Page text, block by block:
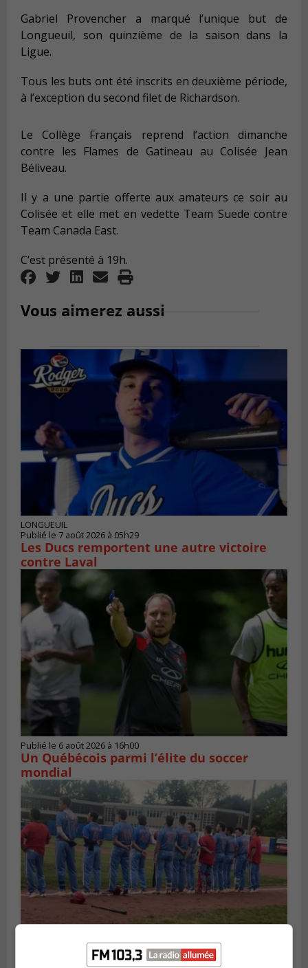
Gabriel Provencher a marqué l’unique but de
Longueuil, son quinzième de la saison dans la
Ligue.
Tous les buts ont été inscrits en deuxième période,
à l’exception du second filet de Richardson.
Le Collège Français reprend l’action dimanche
contre les Flames de Gatineau au Colisée Jean
Béliveau.
Il y a une partie offerte aux amateurs ce soir au
Colisée et elle met en vedette Team Suede contre
Team Canada East.
C’est présenté à 19h.
Vous aimerez aussi
LONGUEUIL
Publié le 7 août 2026 à 05h29
Les Ducs remportent une autre victoire
contre Laval
Publié le 6 août 2026 à 16h00
Un Québécois parmi l’élite du soccer
mondial